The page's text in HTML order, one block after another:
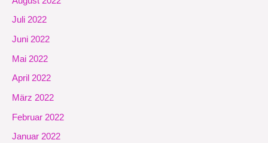
Juli 2022
Juni 2022
Mai 2022
April 2022
März 2022
Februar 2022
Januar 2022